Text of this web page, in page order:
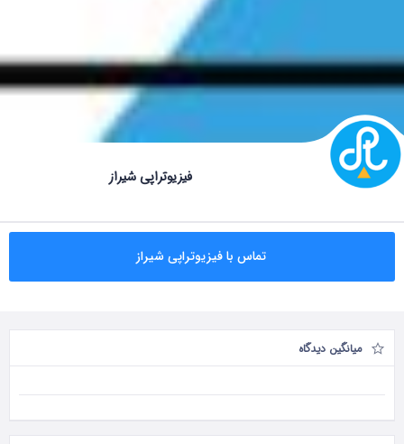
فیزیوتراپی شیراز
تماس با فیزیوتراپی شیراز
میانگین دیدگاه